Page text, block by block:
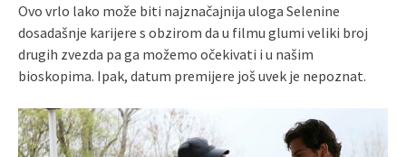
Ovo vrlo lako može biti najznačajnija uloga Selenine
dosadašnje karijere s obzirom da u filmu glumi veliki broj
drugih zvezda pa ga možemo očekivati i u našim
bioskopima. Ipak, datum premijere još uvek je nepoznat.